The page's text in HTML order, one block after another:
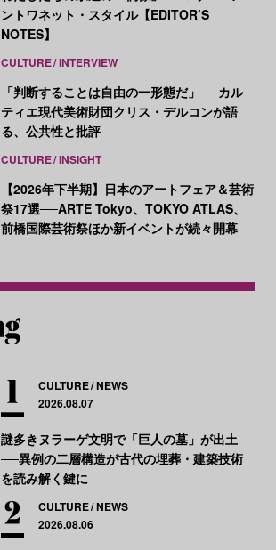
ントワネット・スタイル【EDITOR’S
NOTES】
CULTURE INTERVIEW
「判断することは自由の一形態だ」──カル
ティエ現代美術財団クリス・デルコンが語
る、公共性と批評
CULTURE INSIGHT
【2026年下半期】日本のアートフェア＆芸術
祭17選──ARTE Tokyo、TOKYO ATLAS、
前橋国際芸術祭ほか新イベントが続々開幕
CULTURE NEWS
2026.08.07
謎多きヌラーゲ文明で「巨人の墓」が出土
──異例の二層構造が古代の埋葬・建築技術
を読み解く鍵に
CULTURE NEWS
2026.08.06